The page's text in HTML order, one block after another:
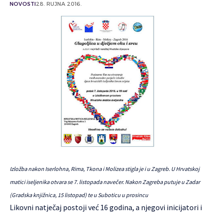
NOVOSTI28. RUJNA 2016.
Izložba nakon Iserlohna, Rima, Tkona i Molizea stigla je i u Zagreb. U Hrvatskoj
matici iseljenika otvara se 7. listopada navečer. Nakon Zagreba putuje u Zadar
(Gradska knjižnica, 15 listopad) te u Suboticu u prosincu
Likovni natječaj postoji već 16 godina, a njegovi inicijatori i